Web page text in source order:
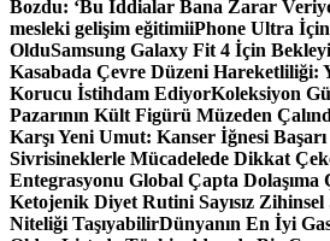
Bozdu: ‘Bu İddialar Bana Zarar
mesleki gelişim eğitimiiPhone Ultra
OlduSamsung Galaxy Fit 4 İçin
Kasabada Çevre Düzeni Hareketliliği:
Korucu İstihdam EdiyorKoleksiyon
Pazarının Kült Figürü Müzeden
Karşı Yeni Umut: Kanser İğnesi
Sivrisineklerle Mücadelede Dikkat
Entegrasyonu Global Çapta Dolaşıma
Ketojenik Diyet Rutini Sayısız
Niteliği TaşıyabilirDünyanın En İyi